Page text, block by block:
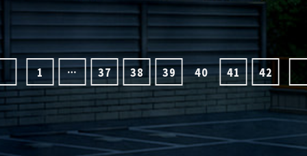
1 … 37 38 39 40 41 42